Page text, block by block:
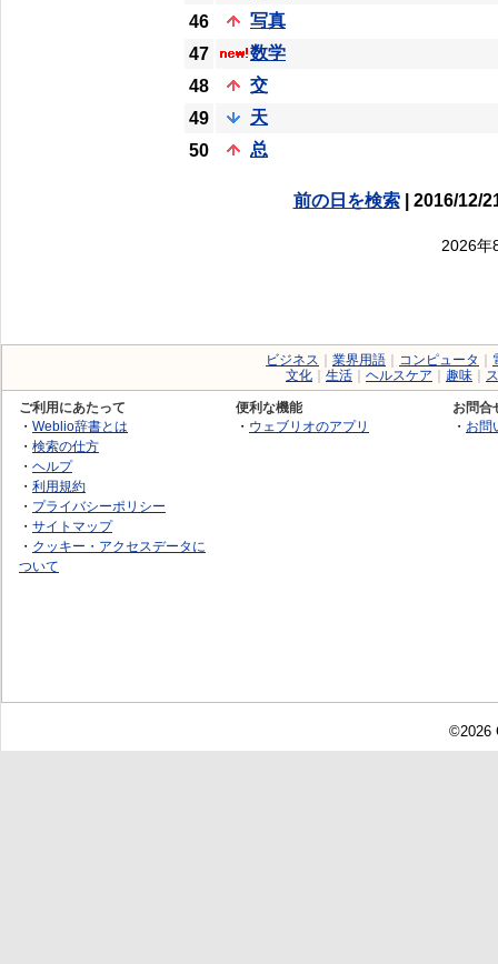
46
写真
47
数学
48
交
49
天
50
总
前の日を検索| 2016/12/
2026年
ビジネス 業界用語 コンピュータ
文化
生活 ヘルスケア 趣味
ご利用にあたって
・ Weblio辞書とは
・ 検索の仕方
・ ヘルプ
・ 利用規約
・ プライバシーポリシー
・ サイトマップ
・ クッキー・アクセスデータに
ついて
便利な機能
・ ウェブリオのアプリ
お問合
・ お問
©2026